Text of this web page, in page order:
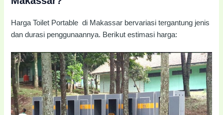
Harga Toilet Portable di Makassar bervariasi tergantung jenis
dan durasi penggunaannya. Berikut estimasi harga: